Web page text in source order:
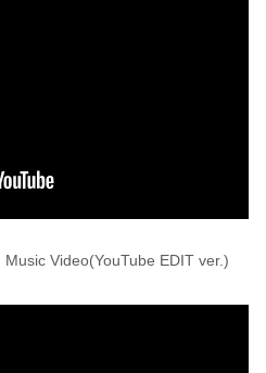
Video(YouTube EDIT ver.)